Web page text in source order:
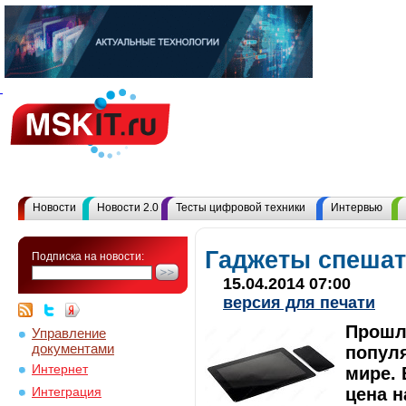
Новости Новости 2.0 Тесты цифровой техники Интервью
Подписка на новости:
Управление
документами
Интернет
Интеграция
Гаджеты
15.04.2014 07:00
версия для печати
мире.
цена